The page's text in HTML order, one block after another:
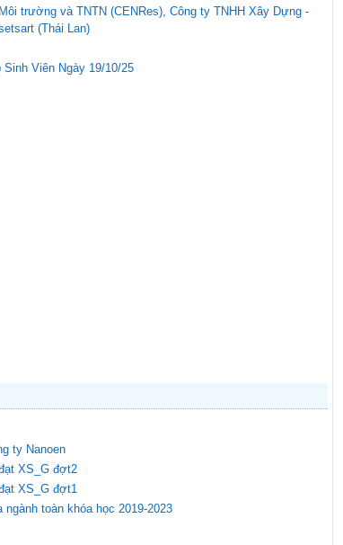
trường và TNTN (CENRes), Công ty TNHH Xây Dựng -
(Thái Lan)
Viên Ngày 19/10/25
ty Nanoen
XS_G đợt2
XS_G đợt1
toàn khóa học 2019-2023